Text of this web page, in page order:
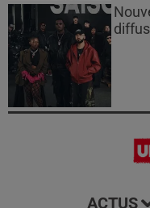
ACTUS